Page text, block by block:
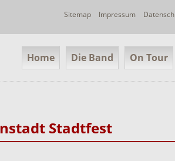
Navigation
Sitemap Impressum
überspringen
Home Die Band On Tour
Stadtfest